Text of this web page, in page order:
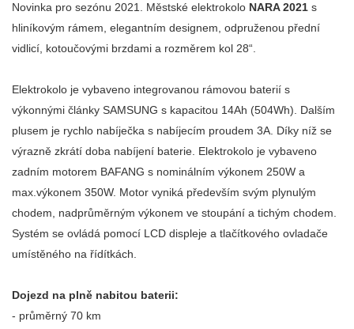
Novinka pro sezónu 2021. Městské elektrokolo NARA 2021 s
hliníkovým rámem, elegantním designem, odpruženou přední
vidlicí, kotoučovými brzdami a rozměrem kol 28“.
Elektrokolo je vybaveno integrovanou rámovou baterií s
výkonnými články SAMSUNG s kapacitou 14Ah (504Wh). Dalším
plusem je rychlo nabíječka s nabíjecím proudem 3A. Díky níž se
výrazně zkrátí doba nabíjení baterie. Elektrokolo je vybaveno
zadním motorem BAFANG s nominálním výkonem 250W a
max.výkonem 350W. Motor vyniká především svým plynulým
chodem, nadprůměrným výkonem ve stoupání a tichým chodem.
Systém se ovládá pomocí LCD displeje a tlačítkového ovladače
umístěného na řídítkách.
Dojezd na plně nabitou baterii:
- průměrný 70 km